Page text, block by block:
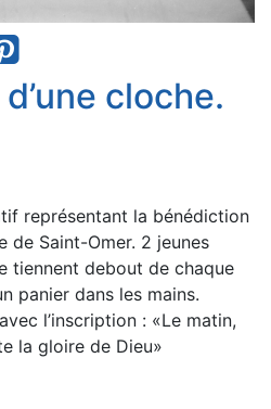
cloche.
représentant la bénédiction
de Saint-Omer. 2 jeunes
tiennent debout de chaque
panier dans les mains.
l’inscription : «Le matin,
la gloire de Dieu»